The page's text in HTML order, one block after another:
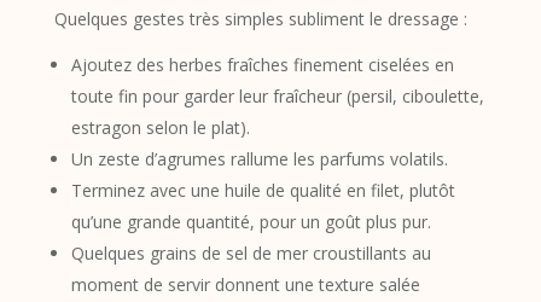
Quelques gestes très simples subliment le dressage :
Ajoutez des herbes fraîches finement ciselées en
toute fin pour garder leur fraîcheur (persil, ciboulette,
estragon selon le plat).
Un zeste d’agrumes rallume les parfums volatils.
Terminez avec une huile de qualité en filet, plutôt
qu’une grande quantité, pour un goût plus pur.
Quelques grains de sel de mer croustillants au
moment de servir donnent une texture salée